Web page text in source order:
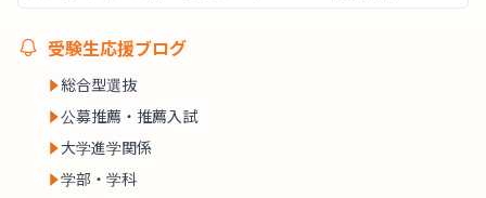
受験生応援ブログ
総合型選抜
公募推薦・推薦入試
大学進学関係
学部・学科